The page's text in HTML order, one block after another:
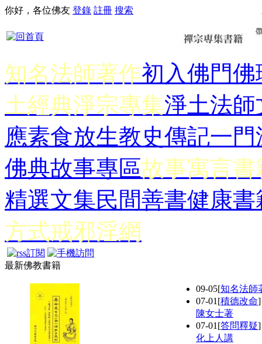
你好，各位佛友 登錄 註冊 搜索
知名法師著作初入佛門佛
土經典淨宗專集淨土法師
應素食放生教史傳記一門
佛典故事專區故事寓言書
精選文集民間善書健康書
方式戒邪淫網
最新佛教書籍
09-05[知名法師
07-01 [積德改命
陳女士著
07-01 [答問釋疑
化上人講